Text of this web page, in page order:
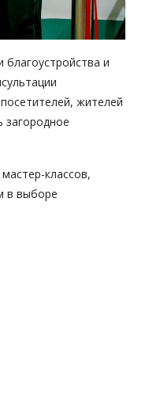
и
жителей
загородное
классов,
в выборе